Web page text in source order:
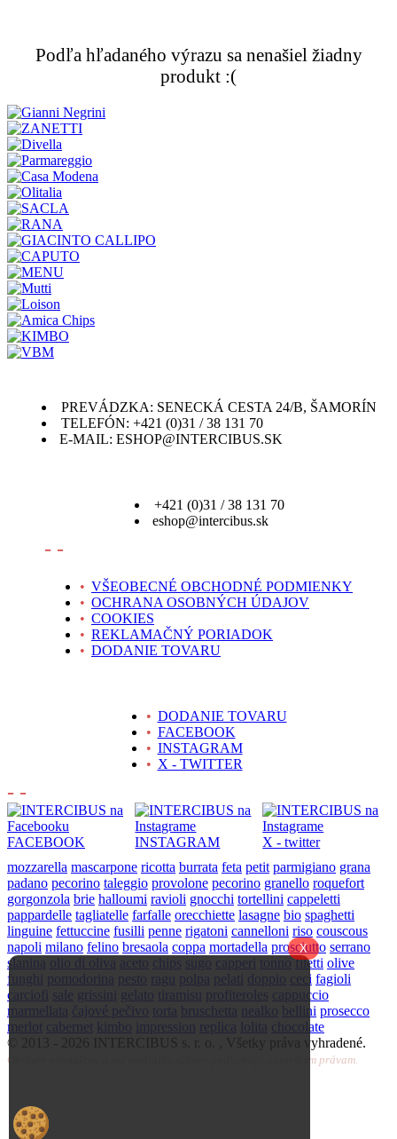
Podľa hľadaného výrazu sa nenašiel žiadny
produkt :(
PREVÁDZKA: SENECKÁ CESTA 24/B, ŠAMORÍN
TELEFÓN: +421 (0)31 / 38 131 70
E-MAIL: ESHOP@INTERCIBUS.SK
+421 (0)31 / 38 131 70
eshop@intercibus.sk
- -
• VŠEOBECNÉ OBCHODNÉ PODMIENKY
• OCHRANA OSOBNÝCH ÚDAJOV
• COOKIES
• REKLAMAČNÝ PORIADOK
• DODANIE TOVARU
• DODANIE TOVARU
• FACEBOOK
• INSTAGRAM
• X - TWITTER
- -
FACEBOOK INSTAGRAM
X - twitter
mozzarella mascarpone ricotta burrata feta petit parmigiano grana
padano pecorino taleggio provolone pecorino granello roquefort
gorgonzola brie halloumi ravioli gnocchi tortellini cappeletti
pappardelle tagliatelle farfalle orecchiette lasagne bio spaghetti
linguine fettuccine fusilli penne rigatoni cannelloni riso couscous
napoli milano felino bresaola coppa mortadella prosciutto serrano
slanina olio di oliva aceto chips sugo capperi tonno filetti olive
funghi
pomodorina pesto ragu polpa pelati doppio ceci fagioli
carciofi
sale grissini gelato tiramisu profiteroles cappuccio
marmellata čajové pečivo torta bruschetta nealko bellini prosecco
merlot cabernet kimbo impression replica lolita chocolate
© 2013 -
2026 INTERCIBUS s. r. o. , Všetky práva vyhradené.
Obrázky produktov a iné mediálne súbory podliehajú autorským právam.
X